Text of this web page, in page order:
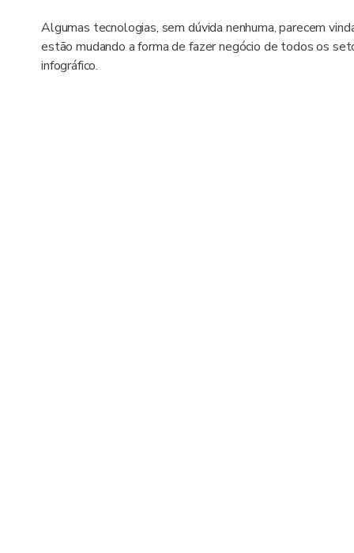
Algumas tecnologias, sem dúvida nenhuma, parecem
estão mudando a forma de fazer negócio de todos os
infográfico.